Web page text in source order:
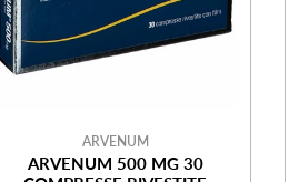
ARVENUM
ARVENUM 500 MG 30